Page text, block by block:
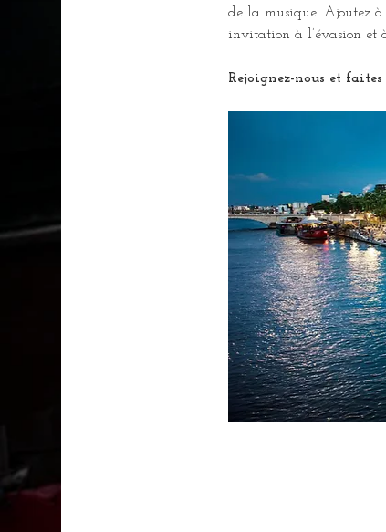
de la musique. Ajoutez
invitation à l’évasion et
Rejoignez-nous et